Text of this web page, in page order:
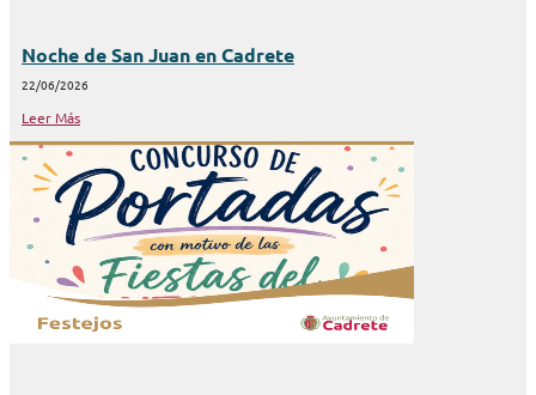
Noche de San Juan en Cadrete
22/06/2026
Leer Más